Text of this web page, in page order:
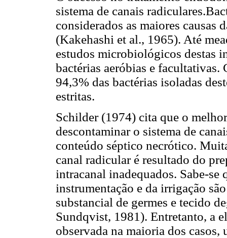
sistema de canais
considerados as maiores causas
(Kakehashi et al., 1965). Até
estudos microbiológicos destas
bactérias aeróbias e
94,3% das bactérias isoladas
estritas.
Schilder (1974) cita que o
descontaminar o sistema de
conteúdo séptico necrótico.
canal radicular é resultado do
intracanal inadequados. Sabe-se
instrumentação e da irrigação
substancial de germes e tecido
Sundqvist, 1981). Entretanto, a
observada na maioria dos